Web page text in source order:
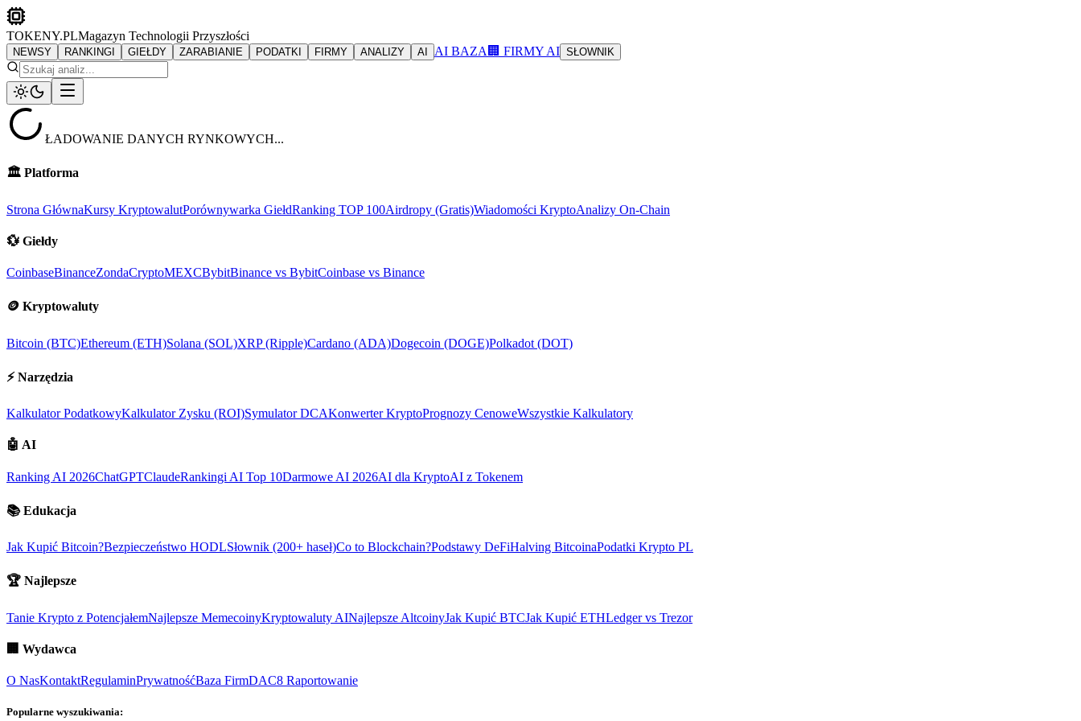
TOKENY.PLMagazyn Technologii Przyszłości
NEWSY RANKINGI GIEŁDY ZARABIANIE PODATKI FIRMY ANALIZY AI AI BAZA 🏢 FIRMY AI SŁOWNIK
ŁADOWANIE DANYCH RYNKOWYCH...
🏛️ Platforma
Strona GłównaKursy KryptowalutPorównywarka GiełdRanking TOP 100Airdropy (Gratis)Wiadomości KryptoAnalizy On-Chain
💱 Giełdy
CoinbaseBinanceZondaCryptoMEXCBybitBinance vs BybitCoinbase vs Binance
🪙 Kryptowaluty
Bitcoin (BTC)Ethereum (ETH)Solana (SOL)XRP (Ripple)Cardano (ADA)Dogecoin (DOGE)Polkadot (DOT)
⚡ Narzędzia
Kalkulator PodatkowyKalkulator Zysku (ROI)Symulator DCAKonwerter KryptoPrognozy CenoweWszystkie Kalkulatory
🤖 AI
Ranking AI 2026ChatGPTClaudeRankingi AI Top 10Darmowe AI 2026AI dla KryptoAI z Tokenem
📚 Edukacja
Jak Kupić Bitcoin?Bezpieczeństwo HODLSłownik (200+ haseł)Co to Blockchain?Podstawy DeFiHalving BitcoinaPodatki Krypto PL
🏆 Najlepsze
Tanie Krypto z PotencjałemNajlepsze MemecoinyKryptowaluty AINajlepsze AltcoinyJak Kupić BTCJak Kupić ETHLedger vs Trezor
🏢 Wydawca
O NasKontaktRegulaminPrywatnośćBaza FirmDAC8 Raportowanie
Popularne wyszukiwania: